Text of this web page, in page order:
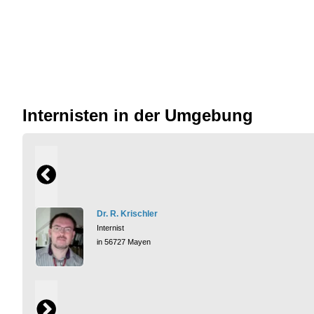
Internisten in der Umgebung
Dr. R. Krischler
Internist
in 56727 Mayen